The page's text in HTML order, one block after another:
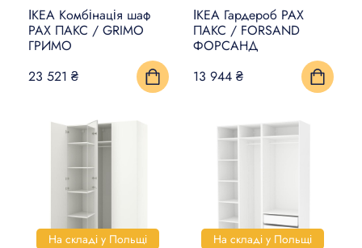
ІКЕА Комбінація шаф
PAX ПАКС / GRIMO
ГРИМО
23 521 ₴
ІКЕА Гардероб PAX
ПАКС / FORSAND
ФОРСАНД
13 944 ₴
На складі у Польщі На складі у Польщі